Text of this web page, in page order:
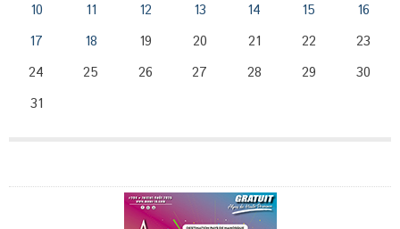
10
11 12 13 14 15
16
17
18 19 20 21 22
23
24
25 26 27 28 29
30
31